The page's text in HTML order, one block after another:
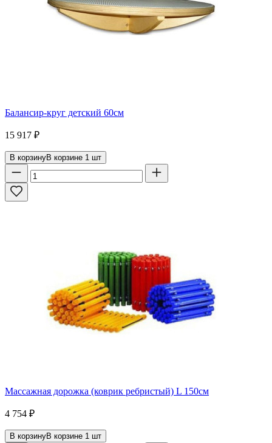
Балансир-круг детский 60см
15 917 ₽
В корзинуВ корзине 1 шт
Массажная дорожка (коврик ребристый) L 150см
4 754 ₽
В корзинуВ корзине 1 шт